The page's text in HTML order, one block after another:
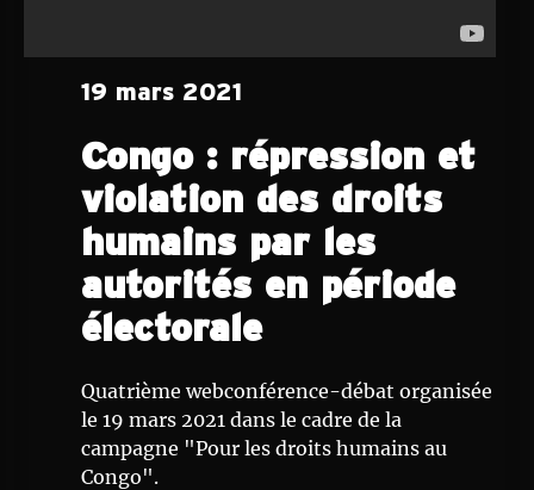
19 mars 2021
Congo : répression et
violation des droits
humains par les
autorités en période
électorale
Quatrième webconférence-débat organisée
le 19 mars 2021 dans le cadre de la
campagne "Pour les droits humains au
Congo".